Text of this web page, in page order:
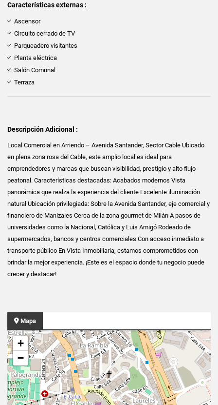
Características externas :
Ascensor
Circuito cerrado de TV
Parqueadero visitantes
Planta eléctrica
Salón Comunal
Terraza
Descripción Adicional :
Local Comercial en Arriendo – Avenida Santander, Sector Cable Ubicado
en plena zona rosa del Cable, este amplio local es ideal para
emprendedores y marcas que buscan visibilidad, prestigio y alto flujo
peatonal. Características destacadas: Acabados modernos Vista
panorámica que realza la experiencia del cliente Excelente iluminación
natural Ubicación privilegiada: Sobre la Avenida Santander, eje comercial y
financiero de Manizales Cerca de la zona gourmet de Milán A pasos de
universidades como la Nacional, Católica y Luis Amigó Rodeado de
supermercados, bancos y centros comerciales Con acceso inmediato a
transporte público En Vista Inmobiliaria, estamos comprometidos con
brindar la mejor experiencia. ¡Este es el espacio donde tu negocio puede
crecer y destacar!
Mapa
+
−